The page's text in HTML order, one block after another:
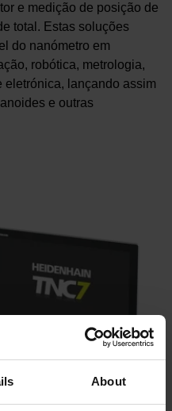
About
e medição de posição de
total. Estas soluções
do nanómetro em
robótica, metrologia,
eletrónica, lançando assim
e outras